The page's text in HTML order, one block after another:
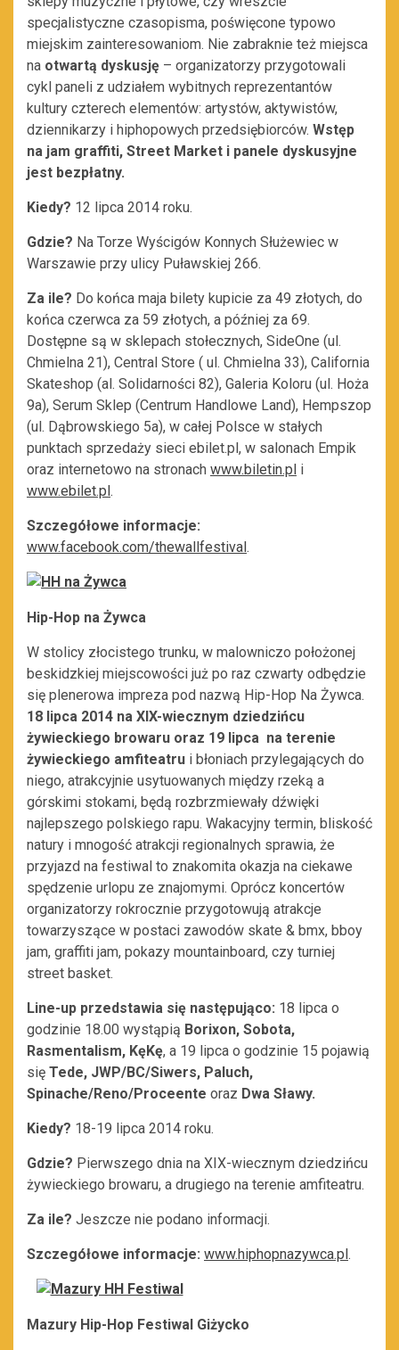
specjalistyczne czasopisma, poświęcone typowo
miejskim zainteresowaniom. Nie zabraknie też miejsca
na otwartą dyskusję – organizatorzy przygotowali
cykl paneli z udziałem wybitnych reprezentantów
kultury czterech elementów: artystów, aktywistów,
dziennikarzy i hiphopowych przedsiębiorców. Wstęp
na jam graffiti, Street Market i panele dyskusyjne
jest bezpłatny.
Kiedy? 12 lipca 2014 roku.
Gdzie? Na Torze Wyścigów Konnych Służewiec w
Warszawie przy ulicy Puławskiej 266.
Za ile? Do końca maja bilety kupicie za 49 złotych, do
końca czerwca za 59 złotych, a później za 69.
Dostępne są w sklepach stołecznych, SideOne (ul.
Chmielna 21), Central Store ( ul. Chmielna 33), California
Skateshop (al. Solidarności 82), Galeria Koloru (ul. Hoża
9a), Serum Sklep (Centrum Handlowe Land), Hempszop
(ul. Dąbrowskiego 5a), w całej Polsce w stałych
punktach sprzedaży sieci ebilet.pl, w salonach Empik
oraz internetowo na stronach www.biletin.pl i
www.ebilet.pl .
Szczegółowe informacje:
www.facebook.com/thewallfestival .
Hip-Hop na Żywca
W stolicy złocistego trunku, w malowniczo położonej
beskidzkiej miejscowości już po raz czwarty odbędzie
się plenerowa impreza pod nazwą Hip-Hop Na Żywca.
18 lipca 2014 na XIX-wiecznym dziedzińcu
żywieckiego browaru oraz 19 lipca na terenie
żywieckiego amfiteatru i błoniach przylegających do
niego, atrakcyjnie usytuowanych między rzeką a
górskimi stokami, będą rozbrzmiewały dźwięki
najlepszego polskiego rapu. Wakacyjny termin, bliskość
natury i mnogość atrakcji regionalnych sprawia, że
przyjazd na festiwal to znakomita okazja na ciekawe
spędzenie urlopu ze znajomymi. Oprócz koncertów
organizatorzy rokrocznie przygotowują atrakcje
towarzyszące w postaci zawodów skate & bmx, bboy
jam, graffiti jam, pokazy mountainboard, czy turniej
street basket.
Line-up przedstawia się następująco: 18 lipca o
godzinie 18.00 wystąpią Borixon, Sobota,
Rasmentalism, KęKę, a 19 lipca o godzinie 15 pojawią
się Tede, JWP/BC/Siwers, Paluch,
Spinache/Reno/Proceente oraz Dwa Sławy.
Kiedy? 18-19 lipca 2014 roku.
Gdzie? Pierwszego dnia na XIX-wiecznym dziedzińcu
żywieckiego browaru, a drugiego na terenie amfiteatru.
Za ile? Jeszcze nie podano informacji.
Szczegółowe informacje: www.hiphopnazywca.pl .
Mazury Hip-Hop Festiwal Giżycko